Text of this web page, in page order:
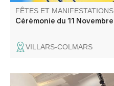
FÊTES ET MANIFESTATIONS
Cérémonie du 11 Novembre
VILLARS-COLMARS